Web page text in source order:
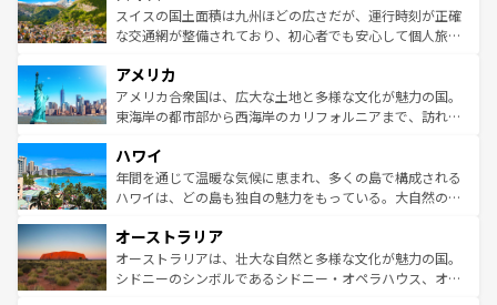
きるだろう。 なお、新着のフランス情報はコンテンツ一覧
を参照してほしい。
ドイツ情報はコンテンツ一覧を参照してほしい。
ティー、ビール好きにはたまらない英国パブ、サッカー観
戦など、本場だからこそできる体験も豊富。イギリスを旅
ンツ一覧を参照してほしい。
スイスの国土面積は九州ほどの広さだが、運行時刻が正確
な交通網が整備されており、初心者でも安心して個人旅行
の建物がそのまま残る町や、スイスならではのユニークな
博物館もあり、アルプス観光だけでなく町歩きも満喫する
ことができる。国民の所得が高いため物価も高いが、旅行
ば市内交通費無料で観光を楽しむこともできる。 なお、新
着のスイス情報はコンテンツ一覧 を参照してほしい。
アメリカ
アメリカ合衆国は、広大な土地と多様な文化が魅力の国。
東海岸の都市部から西海岸のカリフォルニアまで、訪れる
のような巨大都市は、観光、ショッピング、エンターテイ
ンメントが詰まった刺激的なスポットだ。一方、アメリカ
西部には大自然が広がり、グランドキャニオンやイエロー
部のニューオーリンズでは、音楽と美食が融合した独特の
文化が魅力。旅行者はアメリカの各地域で異なる魅力を楽
しみながら、その多様性と豊かな歴史を感じることができ
ハワイ
年間を通じて温暖な気候に恵まれ、多くの島で構成される
ハワイは、どの島も独自の魅力をもっている。大自然の神
ワイ島は見逃せない。また、定番の観光地といえばオアフ
島だが、静かな自然を求めるならマウイ島やカウアイ島が
おすすめ。エメラルドグリーンに輝く海をはじめ、豊かな
オーストラリア
オーストラリアは、壮大な自然と多様な文化が魅力の国。
シドニーのシンボルであるシドニー・オペラハウス、オー